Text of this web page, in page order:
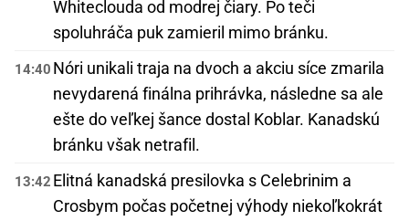
Whiteclouda od modrej čiary. Po teči
spoluhráča puk zamieril mimo bránku.
14:40 Nóri unikali traja na dvoch a akciu síce zmarila
nevydarená finálna prihrávka, následne sa ale
ešte do veľkej šance dostal Koblar. Kanadskú
bránku však netrafil.
13:42 Elitná kanadská presilovka s Celebrinim a
Crosbym počas početnej výhody niekoľkokrát